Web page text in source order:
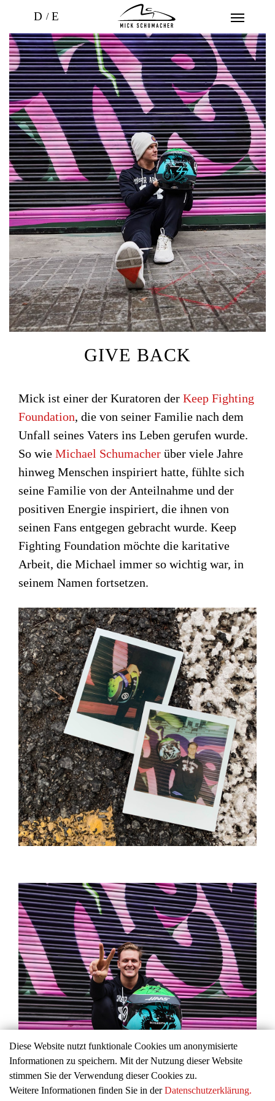
D E
INDYCAR SAISON 2026
TRAINING
PICS
STATS
GIVE BACK
FRIENDS
SHOP
GIVE BACK
Mick ist einer der Kuratoren der Keep Fighting
Foundation, die von seiner Familie nach dem
Unfall seines Vaters ins Leben gerufen wurde.
So wie Michael Schumacher über viele Jahre
hinweg Menschen inspiriert hatte, fühlte sich
seine Familie von der Anteilnahme und der
positiven Energie inspiriert, die ihnen von
seinen Fans entgegen gebracht wurde. Keep
Fighting Foundation möchte die karitative
Arbeit, die Michael immer so wichtig war, in
seinem Namen fortsetzen.
Diese Website nutzt funktionale Cookies um anonymisierte
Informationen zu speichern. Mit der Nutzung dieser Website
stimmen Sie der Verwendung dieser Cookies zu.
Weitere Informationen finden Sie in der Datenschutzerklärung.